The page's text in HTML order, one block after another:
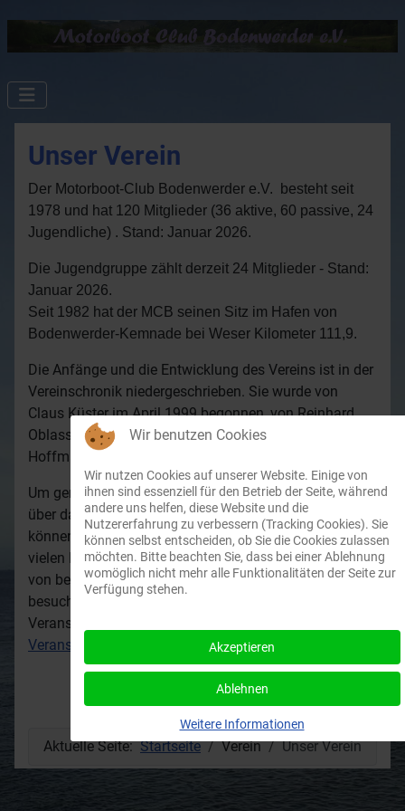
Unser Verein
Der Motorboot-Club Bodenwerder e.V. besteht seit
1978 und hat 120 Mitglieder (36 aktive, 60 passive, 24
Jugendliche) . Stand: Januar 2026.
Die Jugendgruppe zählt derzeit 24 Mitglieder - Stand:
Januar 2026.
Seit 1982 hat der MCB seinen Sitz im Hafen von
Bodenwerder-Kemnade bei Weser Kilometer 111,9.
Die Anfänge und die Entwicklung des Vereins ist in der
Vereinschronik niedergeschrieben. Sie wurde von
Claus Küster im April 1999 begonnen, von Reinhard
Oblasser 2003 ergänzt und 2009 von Anneliese
Hoffmann fortgeführt.
Um gemeinsam mit anderen Motorboot Begeisterten
über das 'dumme' Hobby Bootfahren klönen zu
können, veranstaltet unserer Vorstand mit seinen
vielen Helferlein regelmäßig Veranstaltungen, die auch
von befreundeten Vereinen und Gastliegern gerne
besucht werden. Termine zu den noch ausstehenden
Veranstaltungen findest Du in unserem
Veranstaltungskalender
Aktuelle Seite:Startseite Verein Unser Verein
Wir benutzen Cookies
Wir nutzen Cookies auf unserer Website. Einige von
ihnen sind essenziell für den Betrieb der Seite, während
andere uns helfen, diese Website und die
Nutzererfahrung zu verbessern (Tracking Cookies). Sie
können selbst entscheiden, ob Sie die Cookies zulassen
möchten. Bitte beachten Sie, dass bei einer Ablehnung
womöglich nicht mehr alle Funktionalitäten der Seite zur
Verfügung stehen.
Akzeptieren
Ablehnen
Weitere Informationen